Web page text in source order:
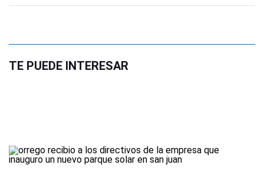
TE PUEDE INTERESAR